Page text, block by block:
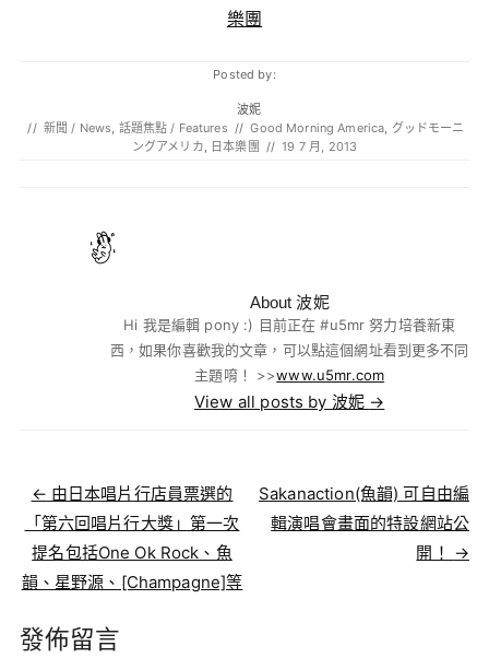
樂團
Posted by:
波妮
// 新聞 / News, 話題焦點 / Features // Good Morning America, グッドモーニ
ングアメリカ, 日本樂團 // 19 7 月, 2013
About 波妮
Hi 我是編輯 pony :) 目前正在 #u5mr 努力培養新東
西，如果你喜歡我的文章，可以點這個網址看到更多不同
主題唷！ >>www.u5mr.com
View all posts by 波妮 →
Post navigation
← 由日本唱片行店員票選的
「第六回唱片行大獎」第一次
提名包括One Ok Rock、魚
韻、星野源、[Champagne]等
Sakanaction(魚韻) 可自由編
輯演唱會畫面的特設網站公
開！ →
發佈留言